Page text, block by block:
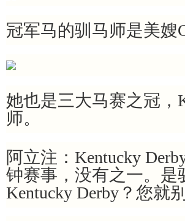
冠军马的驯马师是美嫂
她也是三大马赛之冠，
师。
阿立注：Kentucky
钟赛事，没有之一。
Kentucky Derby？您就